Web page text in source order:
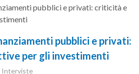
pubblici e privati:
per gli investimenti
Interviste